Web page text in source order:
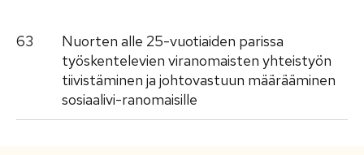
63
Nuorten alle 25-vuotiaiden parissa
työskentelevien viranomaisten yhteistyön
tiivistäminen ja johtovastuun määrääminen
sosiaalivi-ranomaisille